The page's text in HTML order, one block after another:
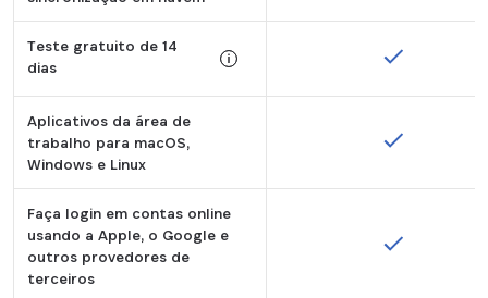
Teste gratuito de 14
dias
Tooltip:
O Dashlane fornece isso para os
Aplicativos da área de
trabalho para macOS,
Windows e Linux
Faça login em contas online
usando a Apple, o Google e
outros provedores de
terceiros